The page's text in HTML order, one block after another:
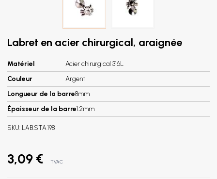
Labret en acier chirurgical, araignée
Matériel
Acier chirurgical 316L
Couleur
Argent
Longueur de la barre8mm
Épaisseur de la barre1.2mm
SKU: LAB.STA.198
3,09 € TVAC